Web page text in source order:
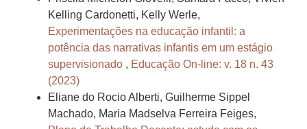
Kelling Cardonetti, Kelly Werle,
Experimentações na educação infantil: a
potência das narrativas infantis em um estágio
supervisionado , Educação On-line: v. 18 n. 43
(2023)
Eliane do Rocio Alberti, Guilherme Sippel
Machado, Maria Madselva Ferreira Feiges,